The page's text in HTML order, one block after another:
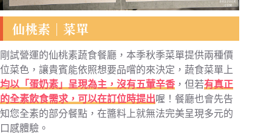
仙桃素｜菜單
剛試營運的仙桃素蔬食餐廳，本季秋季菜單提供兩種價
位菜色，讓貴賓能依照想要品嚐的來決定，蔬食菜單上
均以「蛋奶素」呈現為主，沒有五葷辛香 ，但若有真正
的全素飲食需求，可以在訂位時提出喔！餐廳也會先告
知您全素的部分餐點，在醬料上就無法完美呈現多元的
口感體驗。